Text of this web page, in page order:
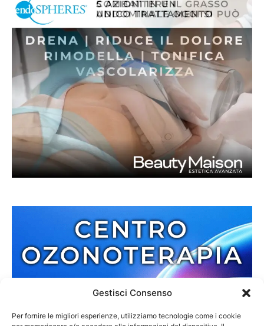
Gestisci Consenso
Per fornire le migliori esperienze, utilizziamo tecnologie come i cookie